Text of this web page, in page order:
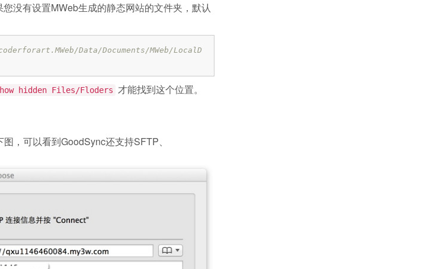
没有设置MWeb生成的静态网站的文件夹，默认
Data/Documents/MWeb/LocalD
hidden Files/Floders 才能找到这个位置。
，可以看到GoodSync还支持SFTP、